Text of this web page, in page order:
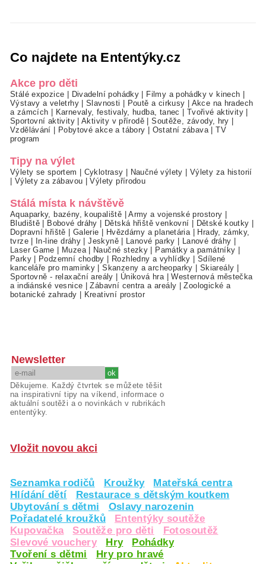
Co najdete na Ententýky.cz
Akce pro děti
Stálé expozice Divadelní pohádky Filmy a pohádky v kinech
Výstavy a veletrhy|Slavnosti Poutě a cirkusy
Akce na hradech
a zámcích
Karnevaly, festivaly, hudba, tanec Tvořivé aktivity
Sportovní aktivity|Aktivity v přírodě |Soutěže, závody, hry
Vzdělávání
Pobytové akce a tábory Ostatní zábava|TV
program
Tipy na výlet
Výlety se sportem Cyklotrasy Naučné výlety
Výlety za historií
Výlety za zábavou |Výlety přírodou
Stálá místa k návštěvě
Aquaparky, bazény, koupaliště |Army a vojenské prostory
Bludiště
Bobové dráhy Dětská hřiště venkovní Dětské koutky
Dopravní hřiště
Galerie Hvězdárny a planetária|
Hrady, zámky,
tvrze| In-line dráhy |Jeskyně| Lanové parky Lanové dráhy
Laser Game
Muzea| Naučné stezky Památky a památníky
Parky| Podzemní chodby Rozhledny a vyhlídky
Sdílené
kanceláře pro maminky |Skanzeny a archeoparky Skiareály
Sportovně - relaxační areály
Úniková hra|Westernová městečka
a indiánské vesnice |Zábavní centra a areály |Zoologické a
botanické zahrady
Kreativní prostor
Newsletter
Děkujeme. Každý čtvrtek se můžete těšit
na inspirativní tipy na víkend, informace o
aktuální soutěži a o novinkách v rubrikách
ententýky.
Vložit novou akci
Seznamka rodičů Kroužky
Mateřská centra
Hlídání dětí
Restaurace s dětským koutkem
Ubytování s dětmi
Oslavy narozenin
Pořadatelé kroužků
Ententýky soutěže
Kupovačka
Soutěže pro děti
Fotosoutěž
Slevové vouchery
Hry
Pohádky
Tvoření s dětmi
Hry pro hravé